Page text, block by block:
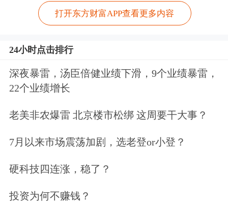
打开东方财富APP查看更多内容
24小时点击排行
深夜暴雷，汤臣倍健业绩下滑，9个业绩暴雷，
22个业绩增长
老美非农爆雷 北京楼市松绑 这周要干大事？
7月以来市场震荡加剧，选老登or小登？
硬科技四连涨，稳了？
投资为何不赚钱？